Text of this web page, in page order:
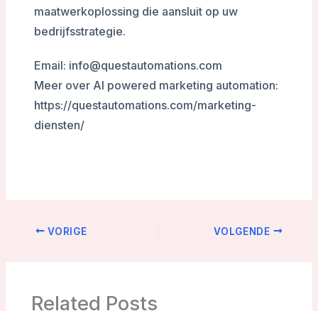
maatwerkoplossing die aansluit op uw
bedrijfsstrategie.
Email: info@questautomations.com
Meer over AI powered marketing automation:
https://questautomations.com/marketing-
diensten/
VORIGE VOLGENDE
Related Posts